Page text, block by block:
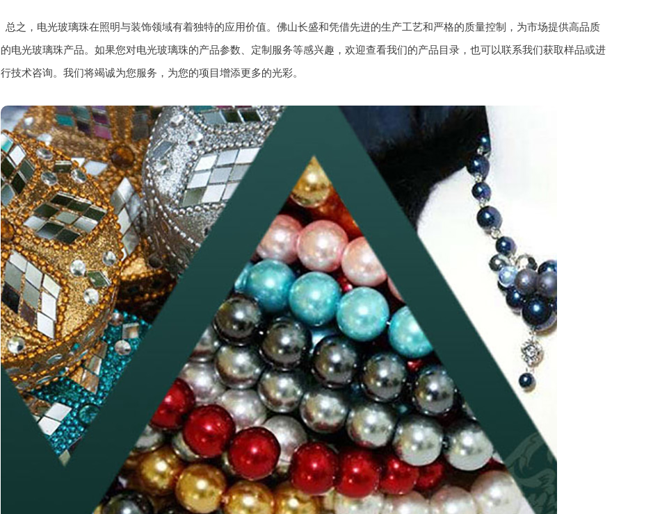
总之，电光玻璃珠在照明与装饰领域有着独特的应用价值。佛山长盛和凭借先进的生产工艺和严格的质量控制，为市场提供高品质
的电光玻璃珠产品。如果您对电光玻璃珠的产品参数、定制服务等感兴趣，欢迎查看我们的产品目录，也可以联系我们获取样品或进
行技术咨询。我们将竭诚为您服务，为您的项目增添更多的光彩。